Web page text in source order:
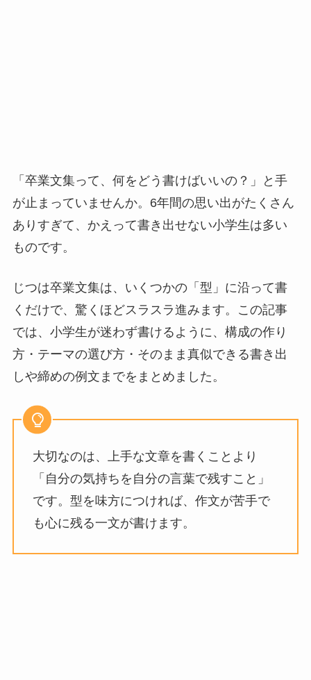
「卒業文集って、何をどう書けばいいの？」と手
が止まっていませんか。6年間の思い出がたくさん
ありすぎて、かえって書き出せない小学生は多い
ものです。
じつは卒業文集は、いくつかの「型」に沿って書
くだけで、驚くほどスラスラ進みます。この記事
では、小学生が迷わず書けるように、構成の作り
方・テーマの選び方・そのまま真似できる書き出
しや締めの例文までをまとめました。
大切なのは、上手な文章を書くことより
「自分の気持ちを自分の言葉で残すこと」
です。型を味方につければ、作文が苦手で
も心に残る一文が書けます。